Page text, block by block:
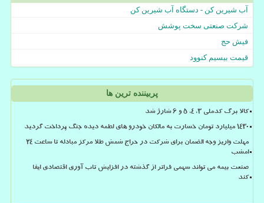
آب شیرین کن - دستگاه آب شیرین کن
شرکت صنعتی سخت پوشش
فیش حج
قیمت بیسیم کنوود
پربیننده ترین ها
کالا برگ کدملی 3، 4، 5 و 6 شارژ شد
۱۴۳۰ میلیارد تومان خسارت به مالکان خودرو های لطمه دیده جنگ پرداخت گردید
مهلت واریز وجه الضمان برای شرکت در حراج شمش طلا مرکز مبادله تا ساعت ۲۴
امشب
صنعت بیمه می تواند سهمی فراتر از گذشته در افزایش تاب آوری اقتصادی ایفا
کند